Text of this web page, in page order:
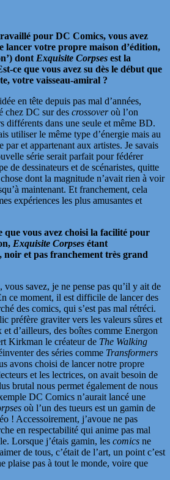
pour DC Comics, vous avez
lancer votre propre maison d’édition,
dont Exquisite Corpses est la
ce que vous avez su dès le début que
votre vaisseau-amiral ?
en tête depuis pas mal d’années,
chez DC sur des crossoveroù l’on
différents dans une seule et même BD.
utiliser le même type d’énergie mais au
et appartenant aux artistes. Je savais
série serait parfait pour fédérer
de dessinateurs et de scénaristes, quitte
dont la magnitude n’avait rien à voir
maintenant. Et franchement, cela
expériences les plus amusantes et
que vous avez choisi la facilité pour
Exquisite Corpses étant
et pas franchement très grand
vous savez, je ne pense pas qu’il y ait de
ce moment, il est difficile de lancer des
des comics, qui s’est pas mal rétréci.
préfère graviter vers les valeurs sûres et
et d’ailleurs, des boîtes comme Energon
Kirkman le créateur de The Walking
des séries comme Transformers
avons choisi de lancer notre propre
et les lectrices, on avait besoin de
brutal nous permet également de nous
DC Comics n’aurait lancé une
où l’un des tueurs est un gamin de
! Accessoirement, j’avoue ne pas
en respectabilité qui anime pas mal
Lorsque j’étais gamin, les comics ne
de tous, c’était de l’art, un point c’est
plaise pas à tout le monde, voire que